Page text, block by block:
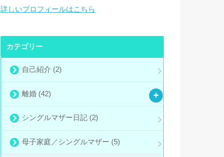
詳しいプロフィールはこちら
カテゴリー
自己紹介 (2)
離婚 (42)
シングルマザー日記 (2)
母子家庭／シングルマザー (5)